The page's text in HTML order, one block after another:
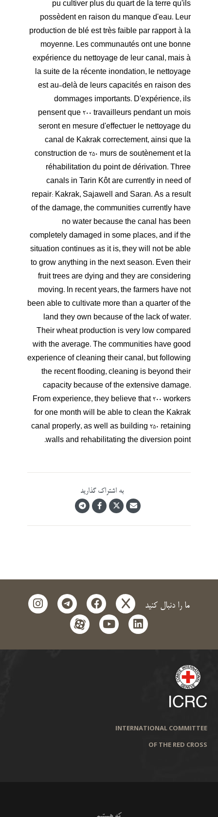
pu cultiver plus du quart de la terre qu'ils
possèdent en raison du manque d'eau. Leur
production de blé est très faible par rapport à la
moyenne. Les communautés ont une bonne
expérience du nettoyage de leur canal, mais à
la suite de la récente inondation, le nettoyage
est au-delà de leurs capacités en raison des
dommages importants. D'expérience, ils
pensent que 200 travailleurs pendant un mois
seront en mesure d'effectuer le nettoyage du
canal de Kakrak correctement, ainsi que la
construction de 250 murs de soutènement et la
réhabilitation du point de dérivation. Three
canals in Tarin Kôt are currently in need of
repair: Kakrak, Sajawell and Saran. As a result
of the damage, the communities currently have
no water because the canal has been
completely damaged in some places, and if the
situation continues as it is, they will not be able
to grow anything in the next season. Even their
fruit trees are dying and they are considering
moving. In recent years, the farmers have not
been able to cultivate more than a quarter of the
land they own because of the lack of water.
Their wheat production is very low compared
with the average. The communities have good
experience of cleaning their canal, but following
the recent flooding, cleaning is beyond their
capacity because of the extensive damage.
From experience, they believe that 200 workers
for one month will be able to clean the Kakrak
canal properly, as well as building 250 retaining
walls and rehabilitating the diversion point.
به اشتراک گذارید
ما را دنبال کنید x
facebook
telegram
instagram
linkedin
youtube
aparat
INTERNATIONAL COMMITTEE
OF THE RED CROSS